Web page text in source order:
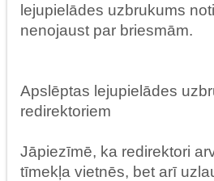
lejupielādes uzbrukums
nenojaust par briesmām.
Apslēptas lejupielādes
redirektoriem
Jāpiezīmē, ka redirektori
tīmekļa vietnēs, bet arī